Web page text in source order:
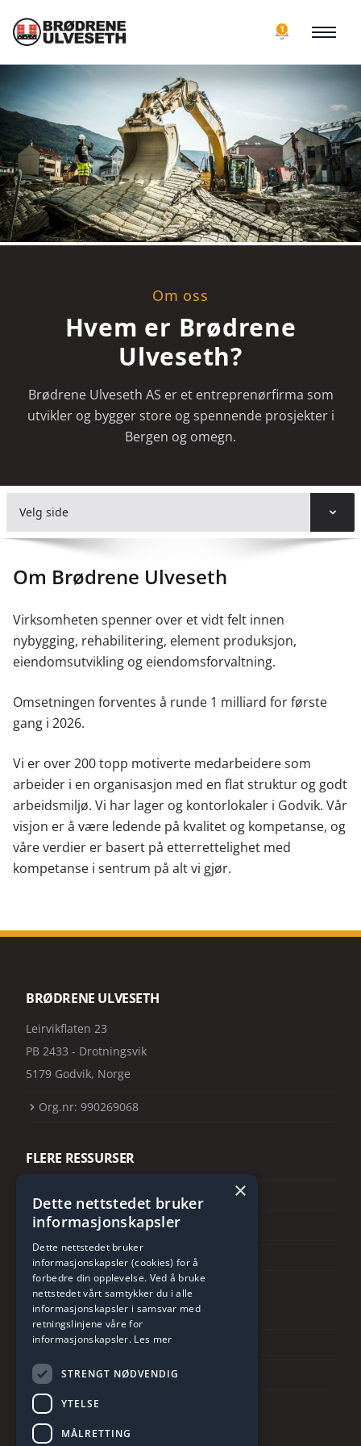
1
Om oss
Hvem er Brødrene
Ulveseth?
Brødrene Ulveseth AS er et entreprenørfirma som
utvikler og bygger store og spennende prosjekter i
Bergen og omegn.
Velg side
Om Brødrene Ulveseth
Virksomheten spenner over et vidt felt innen
nybygging, rehabilitering, element produksjon,
eiendomsutvikling og eiendomsforvaltning.
Omsetningen forventes å runde 1 milliard for første
gang i 2026.
Vi er over 200 topp motiverte medarbeidere som
arbeider i en organisasjon med en flat struktur og godt
arbeidsmiljø. Vi har lager og kontorlokaler i Godvik. Vår
visjon er å være ledende på kvalitet og kompetanse, og
våre verdier er basert på etterrettelighet med
kompetanse i sentrum på alt vi gjør.
BRØDRENE ULVESETH
Leirvikflaten 23
PB 2433 - Drotningsvik
5179 Godvik, Norge
Org.nr: 990269068
FLERE RESSURSER
Følg oss på instagram
Følg oss på facebook
Følg oss på Linkedin
KONTAKT OSS
Telefon: +47 55154200
post@ulveseth.no
×
Dette nettstedet bruker
informasjonskapsler
Dette nettstedet bruker
informasjonskapsler (cookies) for å
forbedre din opplevelse. Ved å bruke
nettstedet vårt samtykker du i alle
informasjonskapsler i samsvar med
retningslinjene våre for
informasjonskapsler. Les mer
STRENGT NØDVENDIG
YTELSE
MÅLRETTING